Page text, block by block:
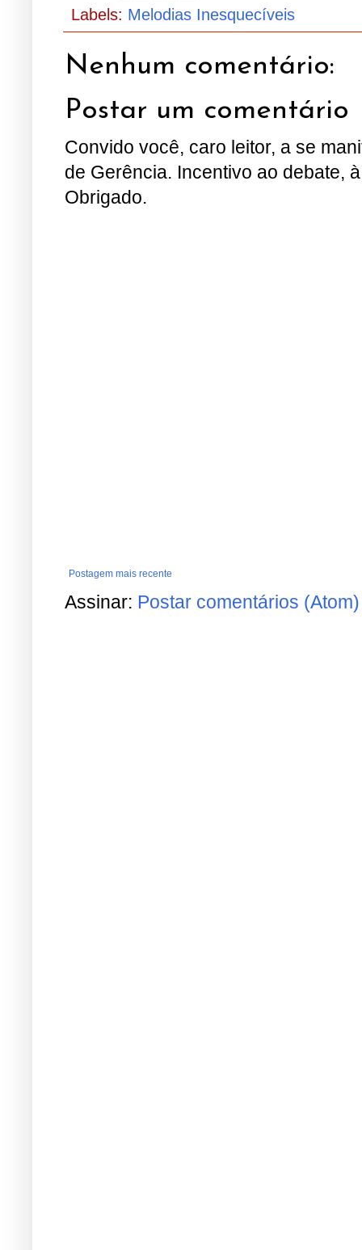
Labels: Melodias Inesquecíveis
Nenhum comentário:
Postar um comentário
Convido você, caro leitor, a se
de Gerência. Incentivo ao debate,
Obrigado.
Postagem mais recente
Assinar: Postar comentários (Atom)